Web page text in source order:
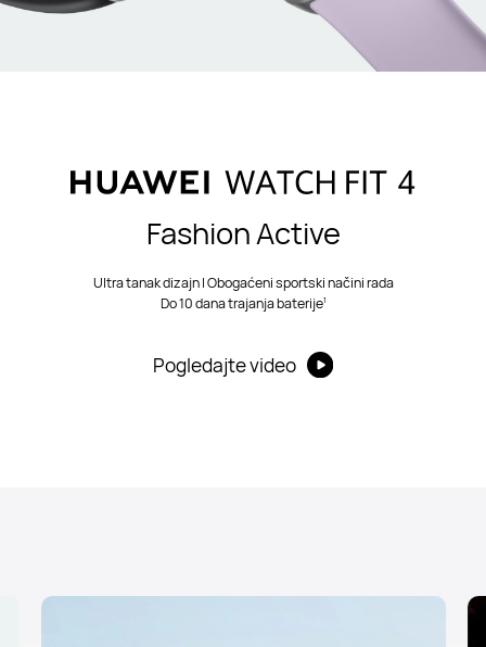
Fashion Active
Ultra tanak dizajn | Obogaćeni sportski načini rada
Do 10 dana trajanja baterije1
Pogledajte video